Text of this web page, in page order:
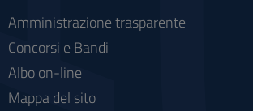
Amministrazione trasparente
Concorsi e Bandi
Albo on-line
Mappa del sito